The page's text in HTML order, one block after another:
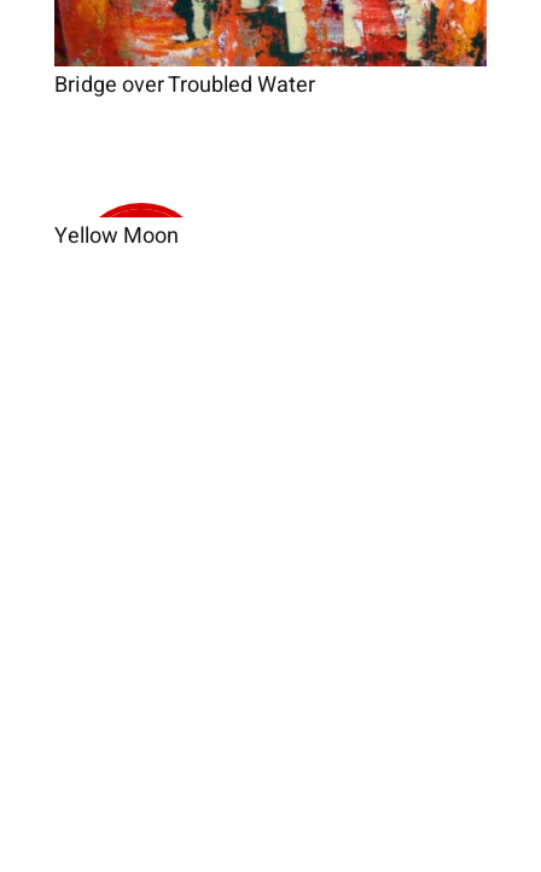
Bridge over Troubled Water
Yellow Moon